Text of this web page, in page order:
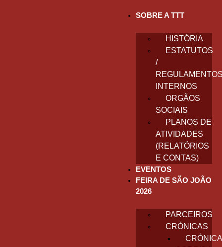
SOBRE A TTT
HISTÓRIA
ESTATUTOS
/
INTERNOS
ORGÃOS
SOCIAIS
PLANOS DE
ATIVIDADES
(RELATÓRIOS
E CONTAS)
EVENTOS
FEIRA DE SÃO JOÃO
2026
PARCEIROS
CRÓNICAS
CRÓNICA